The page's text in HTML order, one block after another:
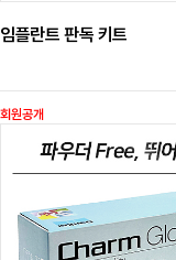
임플란트 판독 키트
회원공개